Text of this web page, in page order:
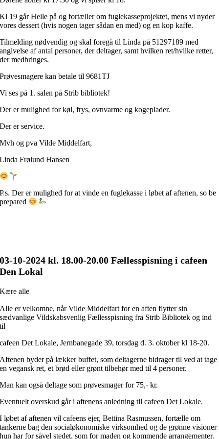
Kl 19 går Helle på og fortæller om fuglekasseprojektet, mens vi nyder
vores dessert (hvis nogen tager sådan en med) og en kop kaffe.
Tilmelding nødvendig og skal foregå til Linda på 51297189 med
angivelse af antal personer, der deltager, samt hvilken ret/hvilke retter,
der medbringes.
Prøvesmagere kan betale til 9681TJ
Vi ses på 1. salen på Strib bibliotek!
Der er mulighed for køl, frys, ovnvarme og kogeplader.
Der er service.
Mvh og pva Vilde Middelfart,
Linda Frølund Hansen
P.s. Der er mulighed for at vinde en fuglekasse i løbet af aftenen, so be
prepared
03-10-2024 kl. 18.00-20.00 Fællesspisning i cafeen
Den Lokal
Kære alle
Alle er velkomne, når Vilde Middelfart for en aften flytter sin
sædvanlige Vildskabsvenlig Fællesspisning fra Strib Bibliotek og ind
til
cafeen Det Lokale, Jernbanegade 39, torsdag d. 3. oktober kl 18-20.
Aftenen byder på lækker buffet, som deltagerne bidrager til ved at tage
en vegansk ret, et brød eller grønt tilbehør med til 4 personer.
Man kan også deltage som prøvesmager for 75,- kr.
Eventuelt overskud går i aftenens anledning til cafeen Det Lokale.
I løbet af aftenen vil cafeens ejer, Bettina Rasmussen, fortælle om
tankerne bag den socialøkonomiske virksomhed og de grønne visioner
hun har for såvel stedet, som for maden og kommende arrangementer.